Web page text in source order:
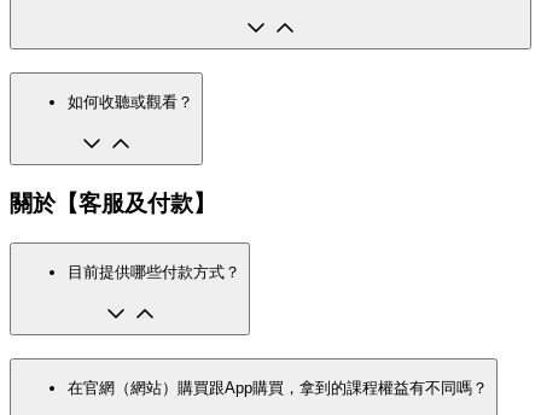
如何收聽或觀看？
關於【客服及付款】
目前提供哪些付款方式？
在官網（網站）購買跟App購買，拿到的課程權益有不同嗎？